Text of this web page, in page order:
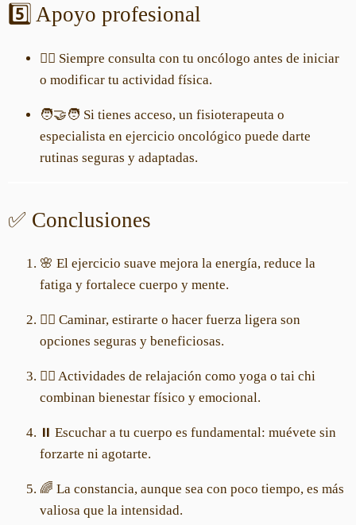
5️⃣ Apoyo profesional
👩‍⚕️ Siempre consulta con tu oncólogo antes de iniciar
o modificar tu actividad física.
🧑‍🤝‍🧑 Si tienes acceso, un fisioterapeuta o
especialista en ejercicio oncológico puede darte
rutinas seguras y adaptadas.
✅ Conclusiones
🌸 El ejercicio suave mejora la energía, reduce la
fatiga y fortalece cuerpo y mente.
🚶‍♀️ Caminar, estirarte o hacer fuerza ligera son
opciones seguras y beneficiosas.
🧘‍♀️ Actividades de relajación como yoga o tai chi
combinan bienestar físico y emocional.
⏸️ Escuchar a tu cuerpo es fundamental: muévete sin
forzarte ni agotarte.
🌈 La constancia, aunque sea con poco tiempo, es más
valiosa que la intensidad.